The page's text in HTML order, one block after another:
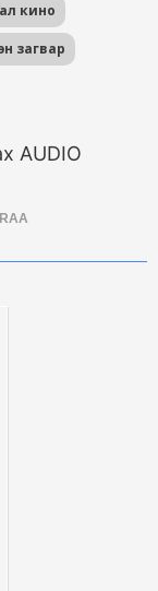
кино
загвар
AUDIO